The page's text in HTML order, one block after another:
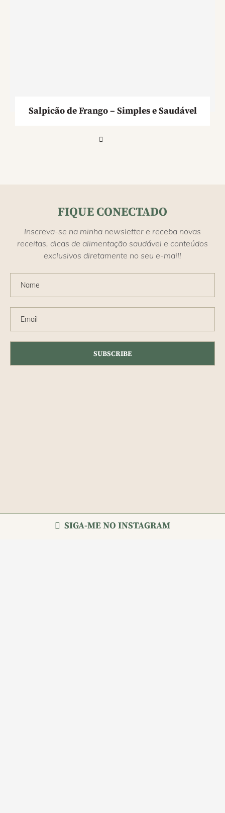
Salpicão de Frango – Simples e Saudável
FIQUE CONECTADO
Inscreva-se na minha newsletter e receba novas
receitas, dicas de alimentação saudável e conteúdos
exclusivos diretamente no seu e-mail!
SIGA-ME NO INSTAGRAM